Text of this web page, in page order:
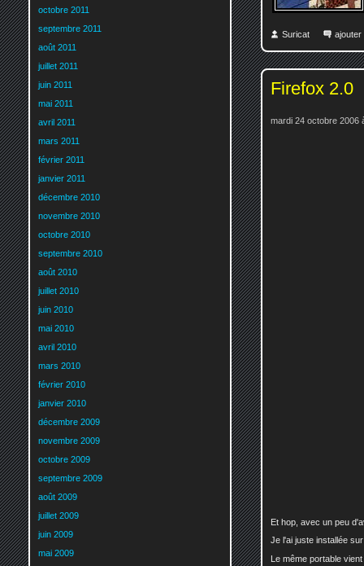
Suricat ajouter
Firefox 2.0
mardi 24 octobre 2006
Et hop, avec un peu
Je l'ai juste installée
Le même portable
octobre 2011
septembre 2011
août 2011
juillet 2011
juin 2011
mai 2011
avril 2011
mars 2011
février 2011
janvier 2011
décembre 2010
novembre 2010
octobre 2010
septembre 2010
août 2010
juillet 2010
juin 2010
mai 2010
avril 2010
mars 2010
février 2010
janvier 2010
décembre 2009
novembre 2009
octobre 2009
septembre 2009
août 2009
juillet 2009
juin 2009
mai 2009